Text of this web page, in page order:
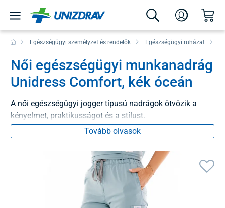
Egészségügyi személyzet és rendelők Egészségügyi ruházat
Női egészségügyi munkanadrág
Unidress Comfort, kék óceán
A női egészségügyi jogger típusú nadrágok ötvözik a
kényelmet, praktikusságot és a stílust.
Tovább olvasok